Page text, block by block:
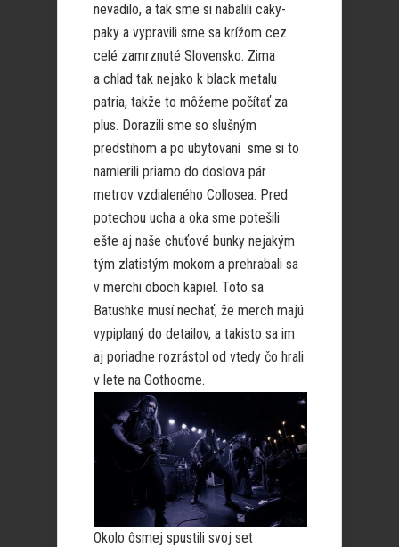
nevadilo, a tak sme si nabalili caky-
paky a vypravili sme sa krížom cez
celé zamrznuté Slovensko. Zima
a chlad tak nejako k black metalu
patria, takže to môžeme počítať za
plus. Dorazili sme so slušným
predstihom a po ubytovaní sme si to
namierili priamo do doslova pár
metrov vzdialeného Collosea. Pred
potechou ucha a oka sme potešili
ešte aj naše chuťové bunky nejakým
tým zlatistým mokom a prehrabali sa
v merchi oboch kapiel. Toto sa
Batushke musí nechať, že merch majú
vypiplaný do detailov, a takisto sa im
aj poriadne rozrástol od vtedy čo hrali
v lete na Gothoome.
Okolo ôsmej spustili svoj set